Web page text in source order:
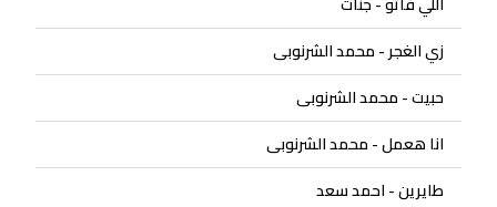
زي الغجر - محمد الشرنوبى
حبيت - محمد الشرنوبى
انا هعمل - محمد الشرنوبى
طايرين - احمد سعد